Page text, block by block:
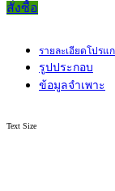
สั่งซื้อ
รายละเอียดโปรแ
รูปประกอบ
ข้อมูลจำเพาะ
Text Size